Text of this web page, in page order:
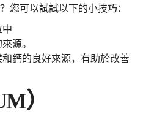
您可以試試以下的小技巧：
源。
鈣的良好來源，有助於改善
）